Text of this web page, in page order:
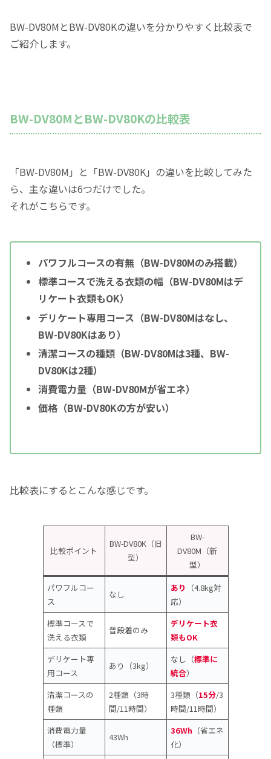
BW-DV80MとBW-DV80Kの違いを分かりやすく比較表で
ご紹介します。
BW-DV80MとBW-DV80Kの比較表
「BW-DV80M」と「BW-DV80K」の違いを比較してみた
ら、主な違いは6つだけでした。
それがこちらです。
パワフルコースの有無（BW-DV80Mのみ搭載）
標準コースで洗える衣類の幅（BW-DV80Mはデ
リケート衣類もOK）
デリケート専用コース（BW-DV80Mはなし、
BW-DV80Kはあり）
清潔コースの種類（BW-DV80Mは3種、BW-
DV80Kは2種）
消費電力量（BW-DV80Mが省エネ）
価格（BW-DV80Kの方が安い）
比較表にするとこんな感じです。
比較ポイント
BW-DV80K（旧
型）
BW-
DV80M（新
型）
パワフルコー
ス
なし
あり
（4.8kg対
応）
標準コースで
洗える衣類
普段着のみ
デリケート衣
類もOK
デリケート専
用コース
あり（3kg）
なし（標準に
統合）
清潔コースの
種類
2種類（3時
間/11時間）
3種類（15分/3
時間/11時間）
消費電力量
（標準）
43Wh
36Wh （省エネ
化）